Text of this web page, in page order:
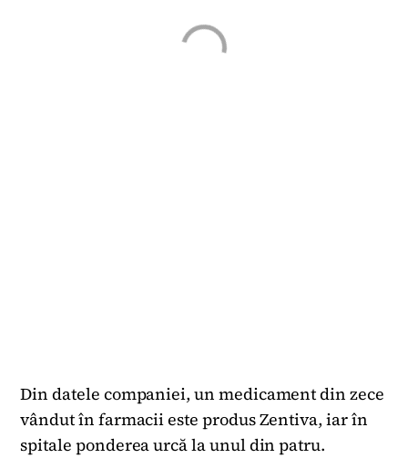
Din datele companiei, un medicament din zece
vândut în farmacii este produs Zentiva, iar în
spitale ponderea urcă la unul din patru.